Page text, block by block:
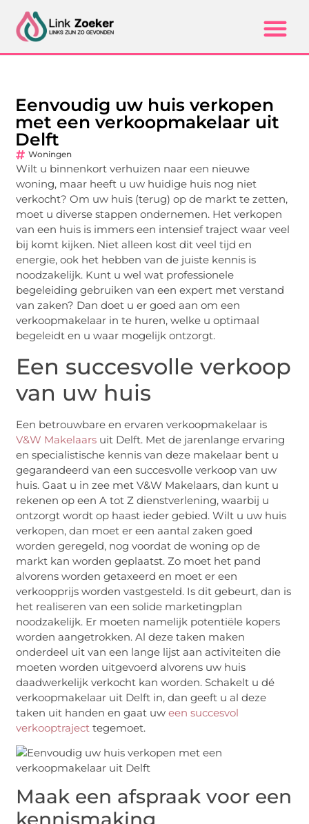
Eenvoudig uw huis verkopen
met een verkoopmakelaar uit
Delft
Woningen
Wilt u binnenkort verhuizen naar een nieuwe
woning, maar heeft u uw huidige huis nog niet
verkocht? Om uw huis (terug) op de markt te zetten,
moet u diverse stappen ondernemen. Het verkopen
van een huis is immers een intensief traject waar veel
bij komt kijken. Niet alleen kost dit veel tijd en
energie, ook het hebben van de juiste kennis is
noodzakelijk. Kunt u wel wat professionele
begeleiding gebruiken van een expert met verstand
van zaken? Dan doet u er goed aan om een
verkoopmakelaar in te huren, welke u optimaal
begeleidt en u waar mogelijk ontzorgt.
Een succesvolle verkoop
van uw huis
Een betrouwbare en ervaren verkoopmakelaar is
V&W Makelaars uit Delft. Met de jarenlange ervaring
en specialistische kennis van deze makelaar bent u
gegarandeerd van een succesvolle verkoop van uw
huis. Gaat u in zee met V&W Makelaars, dan kunt u
rekenen op een A tot Z dienstverlening, waarbij u
ontzorgt wordt op haast ieder gebied. Wilt u uw huis
verkopen, dan moet er een aantal zaken goed
worden geregeld, nog voordat de woning op de
markt kan worden geplaatst. Zo moet het pand
alvorens worden getaxeerd en moet er een
verkoopprijs worden vastgesteld. Is dit gebeurt, dan is
het realiseren van een solide marketingplan
noodzakelijk. Er moeten namelijk potentiële kopers
worden aangetrokken. Al deze taken maken
onderdeel uit van een lange lijst aan activiteiten die
moeten worden uitgevoerd alvorens uw huis
daadwerkelijk verkocht kan worden. Schakelt u dé
verkoopmakelaar uit Delft in, dan geeft u al deze
taken uit handen en gaat uween succesvol
verkooptraject tegemoet.
Maak een afspraak voor een